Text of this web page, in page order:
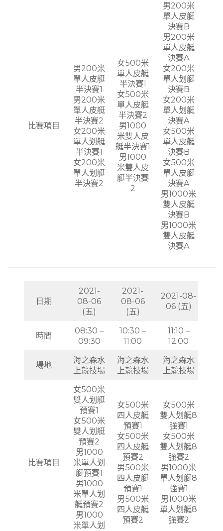
比賽項目
男200米
單人皮艇
半決賽1
男200米
單人皮艇
半決賽2
女200米
單人划艇
半決賽1
女200米
單人划艇
半決賽2
女500米
單人皮艇
半決賽1
女500米
單人皮艇
半決賽2
男1000
米雙人皮
艇半決賽1
男1000
米雙人皮
艇半決賽
2
男200米
單人皮艇
決賽B
男200米
單人皮艇
決賽A
女200米
單人划艇
決賽B
女200米
單人划艇
決賽A
女500米
單人皮艇
決賽B
女500米
單人皮艇
決賽A
男1000米
雙人皮艇
決賽B
男1000米
雙人皮艇
決賽A
日期
2021-
08-06
(五)
2021-
08-06
(五)
2021-08-
06 (五)
時間
08:30 –
09:30
10:30 –
11:00
11:10 –
12:00
場地
海之森水
上競技場
海之森水
上競技場
海之森水
上競技場
比賽項目
女500米
雙人划艇
預賽1
女500米
雙人划艇
預賽2
男1000
米單人划
艇預賽1
男1000
米單人划
艇預賽2
男1000
米單人划
女500米
四人皮艇
預賽1
女500米
四人皮艇
預賽2
男500米
四人皮艇
預賽1
男500米
四人皮艇
預賽2
女500米
雙人划艇8
強賽1
女500米
雙人划艇8
強賽2
男1000米
單人划艇8
強賽1
男1000米
單人划艇8
強賽2